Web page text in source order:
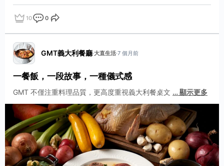
點讚 10評論 0分享
GMT義大利餐廳·大直生活·7 個月前
一餐飯，一段故事，一種儀式感
GMT 不僅注重料理品質，更高度重視義大利餐桌文 …顯示更多